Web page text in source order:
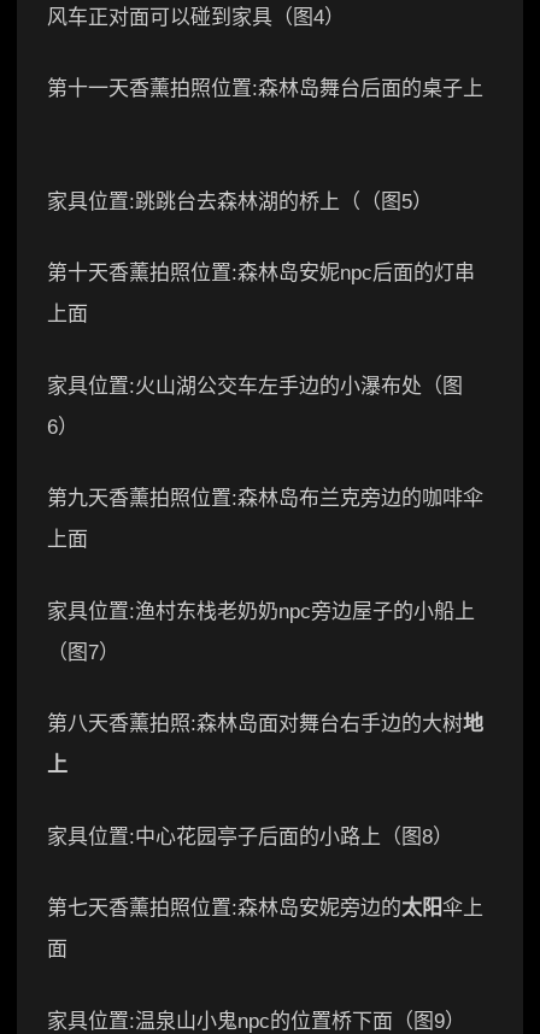
风车正对面可以碰到家具（图4）
第十一天香薰拍照位置:森林岛舞台后面的桌子上
家具位置:跳跳台去森林湖的桥上（（图5）
第十天香薰拍照位置:森林岛安妮npc后面的灯串
上面
家具位置:火山湖公交车左手边的小瀑布处（图
6）
第九天香薰拍照位置:森林岛布兰克旁边的咖啡伞
上面
家具位置:渔村东栈老奶奶npc旁边屋子的小船上
（图7）
第八天香薰拍照:森林岛面对舞台右手边的大树地
上
家具位置:中心花园亭子后面的小路上（图8）
第七天香薰拍照位置:森林岛安妮旁边的太阳伞上
面
家具位置:温泉山小鬼npc的位置桥下面（图9）